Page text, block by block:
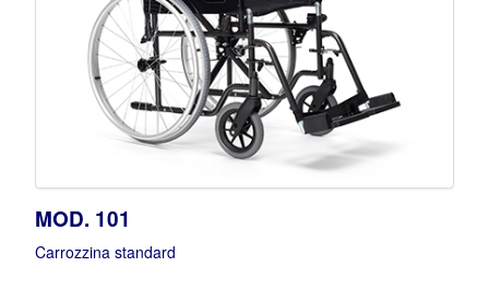
MOD. 101
Carrozzina standard